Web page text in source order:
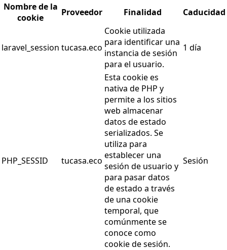
Nombre de la
cookie
Proveedor Finalidad Caducidad
laravel_session tucasa.eco
Cookie utilizada
para identificar una
instancia de sesión
para el usuario.
1 día
PHP_SESSID tucasa.eco
Esta cookie es
nativa de PHP y
permite a los sitios
web almacenar
datos de estado
serializados. Se
utiliza para
establecer una
sesión de usuario y
para pasar datos
de estado a través
de una cookie
temporal, que
comúnmente se
conoce como
cookie de sesión.
Sesión